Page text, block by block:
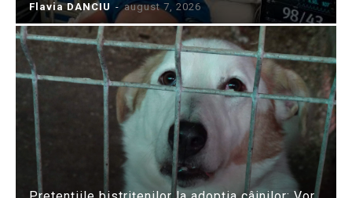
Flavia DANCIU - august 7, 2026